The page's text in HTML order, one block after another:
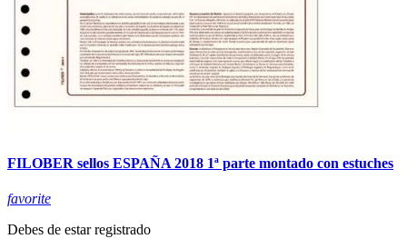
FILOBER sellos ESPAÑA 2018 1ª parte montado con estuches
favorite
Debes de estar registrado